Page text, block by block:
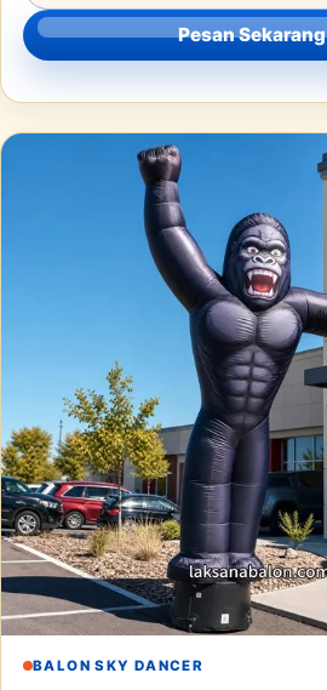
Pesan Sekarang
BALON SKY DANCER